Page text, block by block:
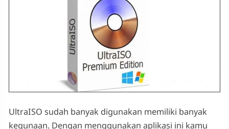
UltraISO sudah banyak digunakan memiliki banyak
kegunaan. Dengan menggunakan aplikasi ini kamu